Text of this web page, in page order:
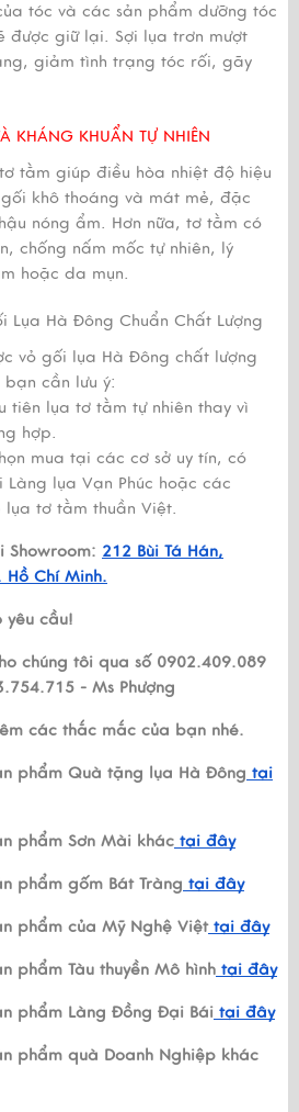
tóc và các sản phẩm dưỡng tóc
được giữ lại. Sợi lụa trơn mượt
giảm tình trạng tóc rối, gãy
KHÁNG KHUẨN TỰ NHIÊN
tằm giúp điều hòa nhiệt độ hiệu
khô thoáng và mát mẻ, đặc
nóng ẩm. Hơn nữa, tơ tằm có
chống nấm mốc tự nhiên, lý
hoặc da mụn.
Lụa Hà Đông Chuẩn Chất Lượng
vỏ gối lụa Hà Đông chất lượng
cần lưu ý:
tiên lụa tơ tằm tự nhiên thay vì
hợp.
mua tại các cơ sở uy tín, có
lụa Vạn Phúc hoặc các
lụa tơ tằm thuần Việt.
Showroom: 212 Bùi Tá Hán,
Hồ Chí Minh.
yêu cầu!
chúng tôi qua số 0902.409.089
- Ms Phượng
các thắc mắc của bạn nhé.
phẩm Quà tặng lụa Hà Đông tại
phẩm Sơn Mài khác tại đây
phẩm gốm Bát Tràng tại đây
phẩm của Mỹ Nghệ Việttại đây
phẩm Tàu thuyền Mô hình tại đây
phẩm Làng Đồng Đại Bái tại đây
phẩm quà Doanh Nghiệp khác